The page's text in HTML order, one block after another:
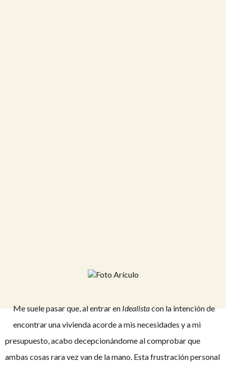
Me suele pasar que, al entrar enIdealistacon la intención de
encontrar una vivienda acorde a mis necesidades y a mi
presupuesto, acabo decepcionándome al comprobar que
ambas cosas rara vez van de la mano. Esta frustración personal